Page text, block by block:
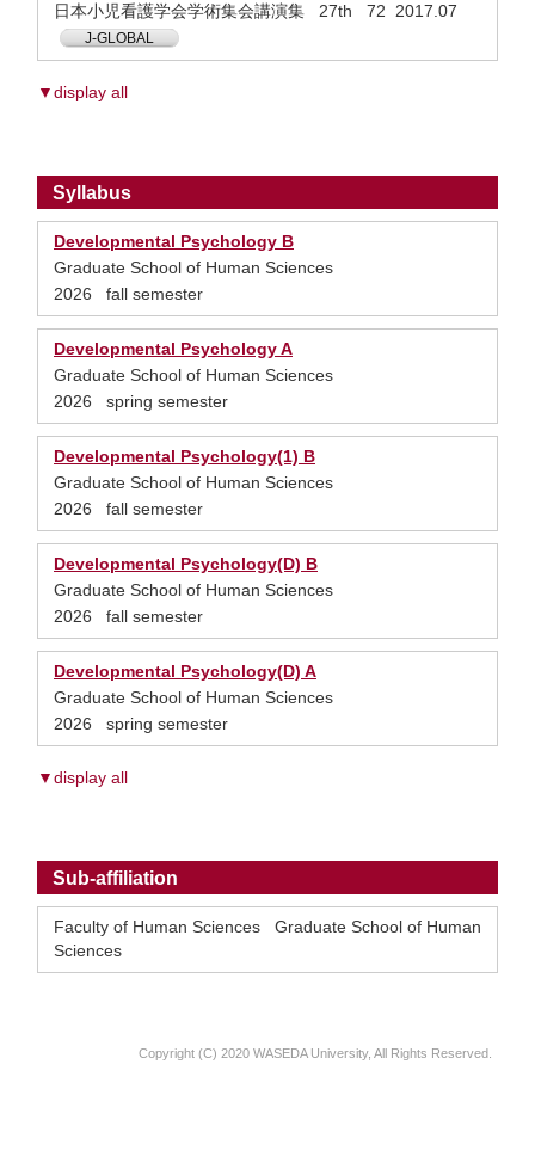
日本小児看護学会学術集会講演集 27th 72 2017.07
J-GLOBAL
▼display all
Syllabus
Developmental Psychology B
Graduate School of Human Sciences
2026 fall semester
Developmental Psychology A
Graduate School of Human Sciences
2026 spring semester
Developmental Psychology(1) B
Graduate School of Human Sciences
2026 fall semester
Developmental Psychology(D) B
Graduate School of Human Sciences
2026 fall semester
Developmental Psychology(D) A
Graduate School of Human Sciences
2026 spring semester
▼display all
Sub-affiliation
Faculty of Human Sciences Graduate School of Human
Sciences
Copyright (C) 2020 WASEDA University, All Rights Reserved.